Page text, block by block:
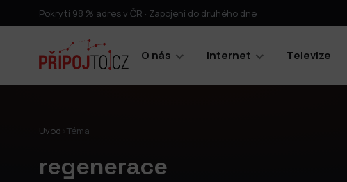
Pokrytí 98 % adres v ČR · Zapojení do druhého dne
O nás Internet Televize
Úvod Téma
regenerace